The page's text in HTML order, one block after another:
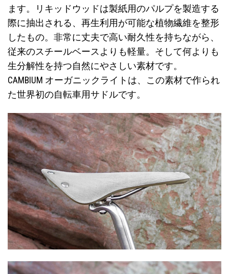
ます。リキッドウッドは製紙用のパルプを製造する
際に抽出される、再生利用が可能な植物繊維を整形
したもの。非常に丈夫で高い耐久性を持ちながら、
従来のスチールベースよりも軽量。そして何よりも
生分解性を持つ自然にやさしい素材です。
CAMBIUM オーガニックライトは、この素材で作られ
た世界初の自転車用サドルです。